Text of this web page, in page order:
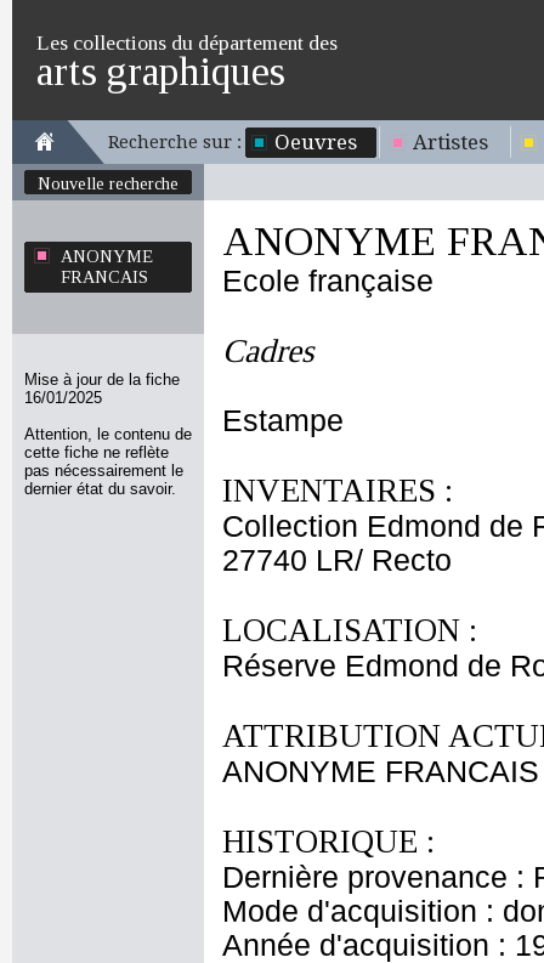
Les collections du département des
arts graphiques
Recherche sur : Oeuvres Artistes
Nouvelle recherche
ANONYME
FRANCAIS
Mise à jour de la fiche
16/01/2025
Attention, le contenu de
cette fiche ne reflète
pas nécessairement le
dernier état du savoir.
ANONYME
Ecole française
Cadres
Estampe
INVENTAIRES :
Collection Edmond de
27740 LR/ Recto
LOCALISATION :
Réserve Edmond de
ATTRIBUTION
ANONYME FRANCAIS
HISTORIQUE :
Dernière provenance :
Mode d'acquisition :
Année d'acquisition :